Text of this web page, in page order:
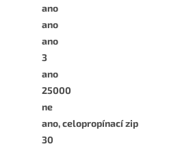
ano
ano
ano
3
ano
25000
ne
ano, celopropínací zip
30